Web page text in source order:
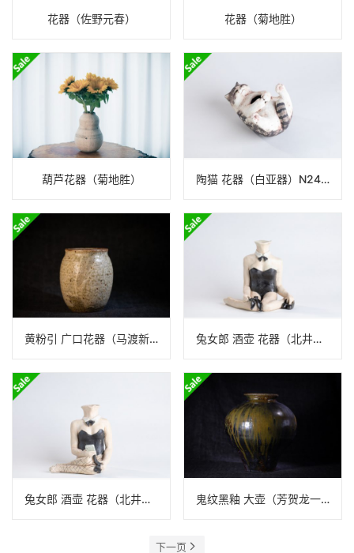
花器（佐野元春） 花器（菊地胜）
葫芦花器（菊地胜） 陶猫 花器（白亚器）N24B366
黄粉引 广口花器（马渡新平）N24B266 兔女郎 酒壶 花器（北井真衣）N24B328
兔女郎 酒壶 花器（北井真衣）N24B327 鬼纹黑釉 大壶（芳贺龙一）N24B303
下一页